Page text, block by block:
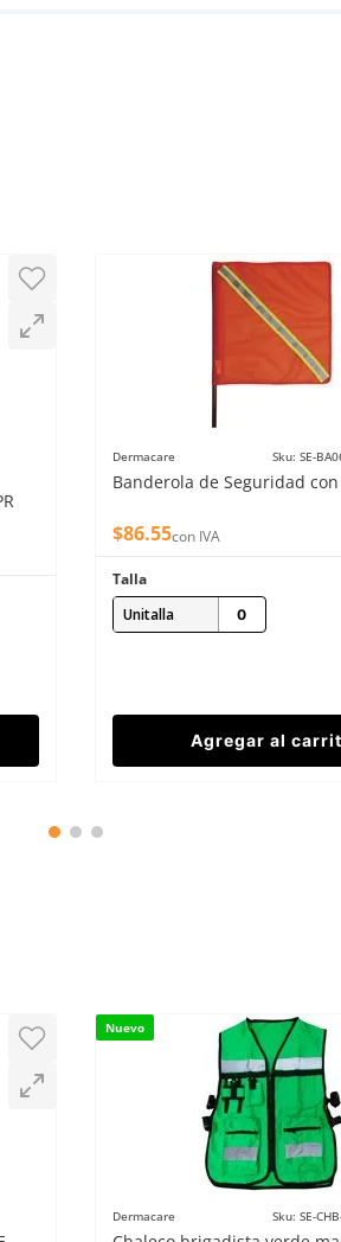
Dermacare Sku: SE-
Banderola de Seguridad
$86.55con IVA
Talla
Unitalla
Agregar al
Nuevo
Dermacare Sku: SE-